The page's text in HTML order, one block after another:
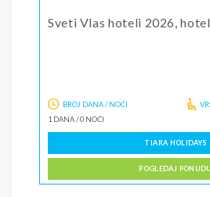
Sveti Vlas hoteli 2026,
BROJ DANA / NOĆI
1 DANA/0 NOĆI
TIARA HOLIDAYS
POGLEDAJ PONUDU